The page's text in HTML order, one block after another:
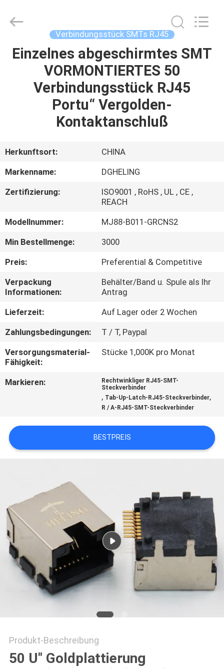
HAUS
PRODUKTE
FABRIK-
QUALITÄTSKONTROLLE
TRETEN
SIE
MIT
UNS
IN
VERBINDUNG
FORDERN
SIE
SITEMAP
POLICY
Rights
Verbindungsstück SMTs RJ45
Einzelnes abgeschirmtes SMT
VORMONTIERTES 50
Verbindungsstück RJ45
Portu“ Vergolden-
Kontaktanschluß
Herkunftsort:
CHINA
Markenname:
DGHELING
Zertifizierung:
ISO9001 , RoHS , UL , CE ,
REACH
Modellnummer:
MJ88-B011-GRCNS2
Min Bestellmenge:
3000
Preis:
Preferential & Competitive
Verpackung
Informationen:
Behälter/Band u. Spule als Ihr
Antrag
Lieferzeit:
Auf Lager oder 2 Wochen
Zahlungsbedingungen:
T / T, Paypal
Versorgungsmaterial-
Fähigkeit:
Stücke 1,000K pro Monat
Markieren:
Rechtwinkliger RJ45-SMT-
Steckverbinder
, Tab-Up-Latch-RJ45-Steckverbinder,
R / A-RJ45-SMT-Steckverbinder
BESTPREIS
Produkt-Beschreibung
50 U" Goldplattierung